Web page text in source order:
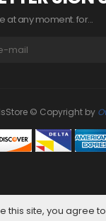
at any moment. for...
© Copyright by
this site, you agree